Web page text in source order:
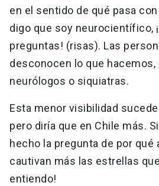
en el sentido de qué pasa
digo que soy neurocientífico,
preguntas! (risas). Las
desconocen lo que
neurólogos o siquiatras.
Esta menor visibilidad
pero diría que en Chile más.
hecho la pregunta de por qué
cautivan más las estrellas
entiendo!